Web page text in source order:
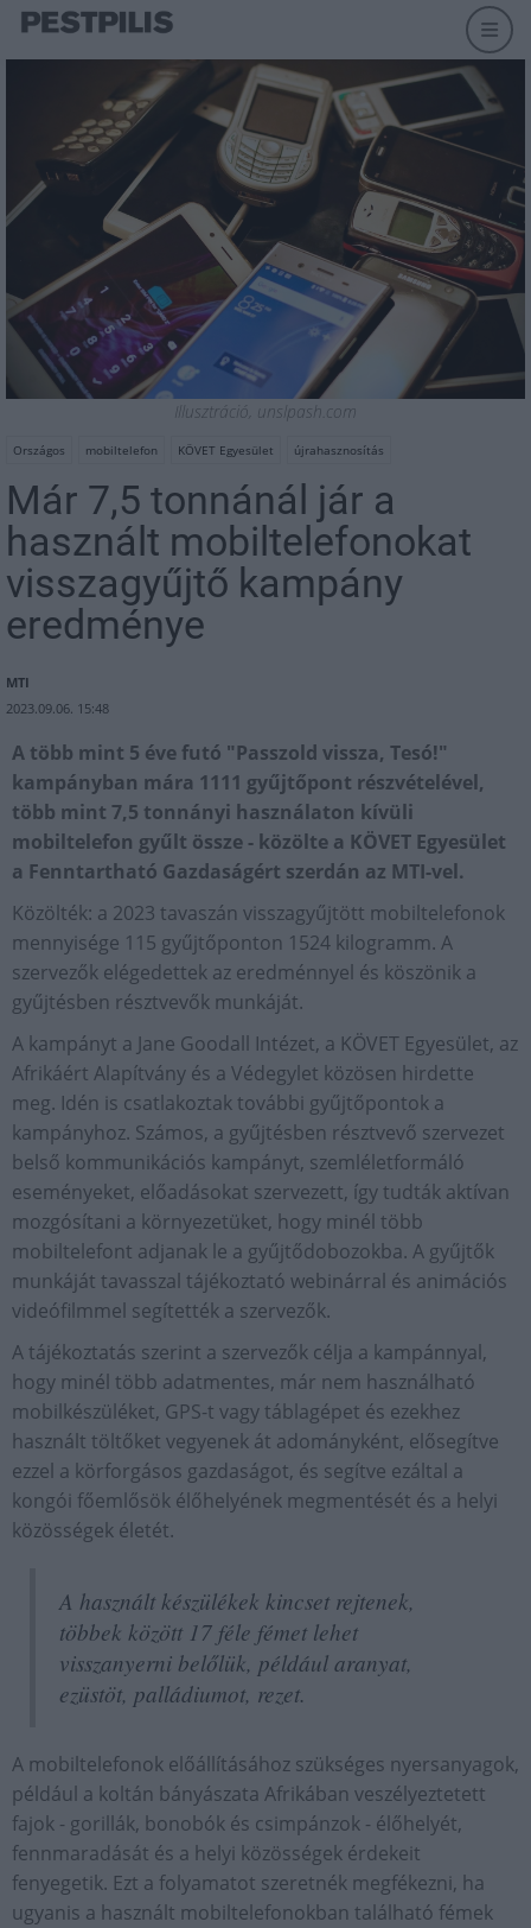
Illusztráció, unslpash.com
Országos mobiltelefon KÖVET Egyesület újrahasznosítás
Már 7,5 tonnánál jár a
használt mobiltelefonokat
visszagyűjtő kampány
eredménye
MTI
2023.09.06. 15:48
A több mint 5 éve futó "Passzold vissza, Tesó!"
kampányban mára 1111 gyűjtőpont részvételével,
több mint 7,5 tonnányi használaton kívüli
mobiltelefon gyűlt össze - közölte a KÖVET Egyesület
a Fenntartható Gazdaságért szerdán az MTI-vel.
Közölték: a 2023 tavaszán visszagyűjtött mobiltelefonok
mennyisége 115 gyűjtőponton 1524 kilogramm. A
szervezők elégedettek az eredménnyel és köszönik a
gyűjtésben résztvevők munkáját.
A kampányt a Jane Goodall Intézet, a KÖVET Egyesület, az
Afrikáért Alapítvány és a Védegylet közösen hirdette
meg. Idén is csatlakoztak további gyűjtőpontok a
kampányhoz. Számos, a gyűjtésben résztvevő szervezet
belső kommunikációs kampányt, szemléletformáló
eseményeket, előadásokat szervezett, így tudták aktívan
mozgósítani a környezetüket, hogy minél több
mobiltelefont adjanak le a gyűjtődobozokba. A gyűjtők
munkáját tavasszal tájékoztató webinárral és animációs
videófilmmel segítették a szervezők.
A tájékoztatás szerint a szervezők célja a kampánnyal,
hogy minél több adatmentes, már nem használható
mobilkészüléket, GPS-t vagy táblagépet és ezekhez
használt töltőket vegyenek át adományként, elősegítve
ezzel a körforgásos gazdaságot, és segítve ezáltal a
kongói főemlősök élőhelyének megmentését és a helyi
közösségek életét.
A használt készülékek kincset rejtenek,
többek között 17 féle fémet lehet
visszanyerni belőlük, például aranyat,
ezüstöt, palládiumot, rezet.
A mobiltelefonok előállításához szükséges nyersanyagok,
például a koltán bányászata Afrikában veszélyeztetett
fajok - gorillák, bonobók és csimpánzok - élőhelyét,
fennmaradását és a helyi közösségek érdekeit
fenyegetik. Ezt a folyamatot szeretnék megfékezni, ha
ugyanis a használt mobiltelefonokban található fémek